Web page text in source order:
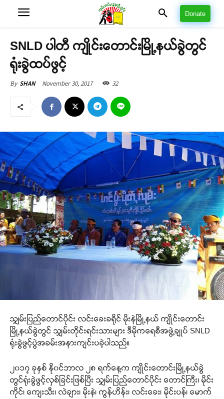
Donate
SNLD ပါတီ ကျိုင်းတောင်းမြို့နယ်ခွဲတွင်
ရုံးခွဲထပ်ဖွင့်
By SHAN November 30, 2017 32
သျှမ်းပြည်တောင်ပိုင်း လင်းခေးခရိုင် မိုးနဲမြို့နယ် ကျိုင်းတောင်း
မြို့နယ်ခွဲတွင် သျှမ်းတိုင်းရင်းသားများ ဒီမိုကရေစီအဖွဲ့ချုပ် SNLD
ရုံးခွဲဖွင့်ပွဲအခမ်းအနားကျင်းပခဲ့ပါသည်။
၂၀၁၇ ခုနှစ် နို၀င်ဘာလ ၂၈ ရက်နေ့က ကျိုင်းတောင်းမြို့နယ်ခွဲ
တွင်ရုံးခွဲဖွင့်လှစ်ခြင်းဖြစ်ပြီး သျှမ်းပြည်တောင်ပိုင်း တောင်ကြီး၊ မိုင်း
ကိုင်၊ ကျေးသီး၊ လဲချား၊ မိုးနဲ၊ ကွန်ဟိန်း၊ လင်းခေး၊ မိုင်းပန်၊ မောက်